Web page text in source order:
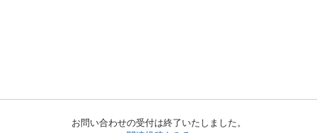
お問い合わせの受付は終了いたしました。